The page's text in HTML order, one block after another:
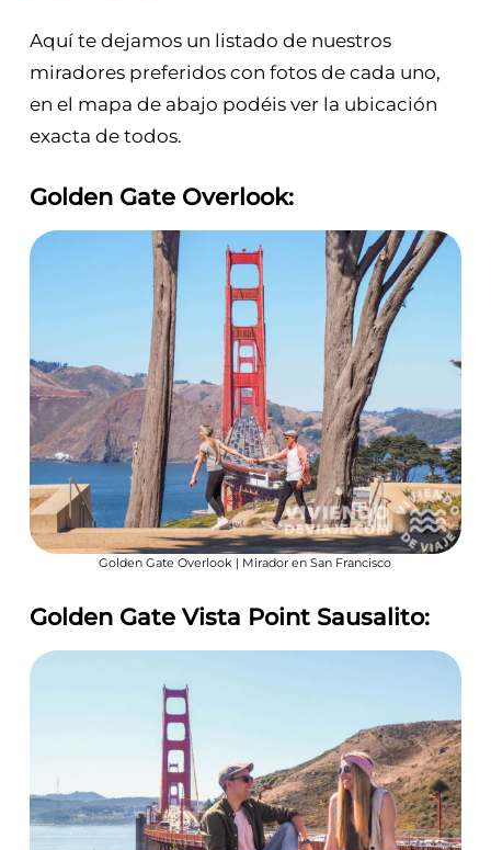
Aquí te dejamos un listado de nuestros
miradores preferidos con fotos de cada uno,
en el mapa de abajo podéis ver la ubicación
exacta de todos.
Golden Gate Overlook:
Golden Gate Overlook | Mirador en San Francisco
Golden Gate Vista Point Sausalito: